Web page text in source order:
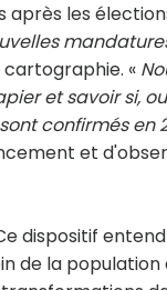
après les
«
et savoir si,
confirmés
et
dispositif
de la population